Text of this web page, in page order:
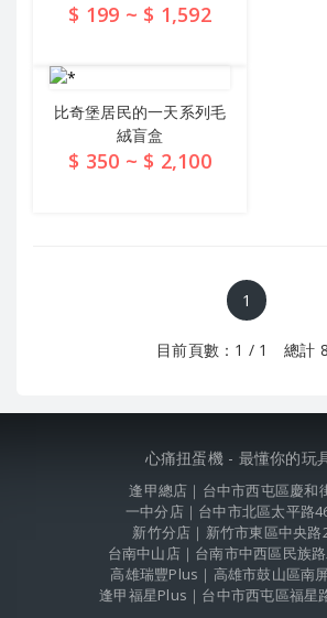
$ 199 ~ $ 1,592
比奇堡居民的一天系列毛
絨盲盒
$ 350 ~ $ 2,100
1
目前頁數：1 / 1 總計
心痛扭蛋機 - 最懂你的玩
逢甲總店｜台中市西屯區慶和
一中分店｜台中市北區太平路
新竹分店｜新竹市東區中央路
台南中山店｜台南市中西區民族
高雄瑞豐Plus｜高雄市鼓山區南
逢甲福星Plus｜台中市西屯區福星